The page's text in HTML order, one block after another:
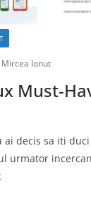
Ionut
Must-
ai decis sa iti
urmator